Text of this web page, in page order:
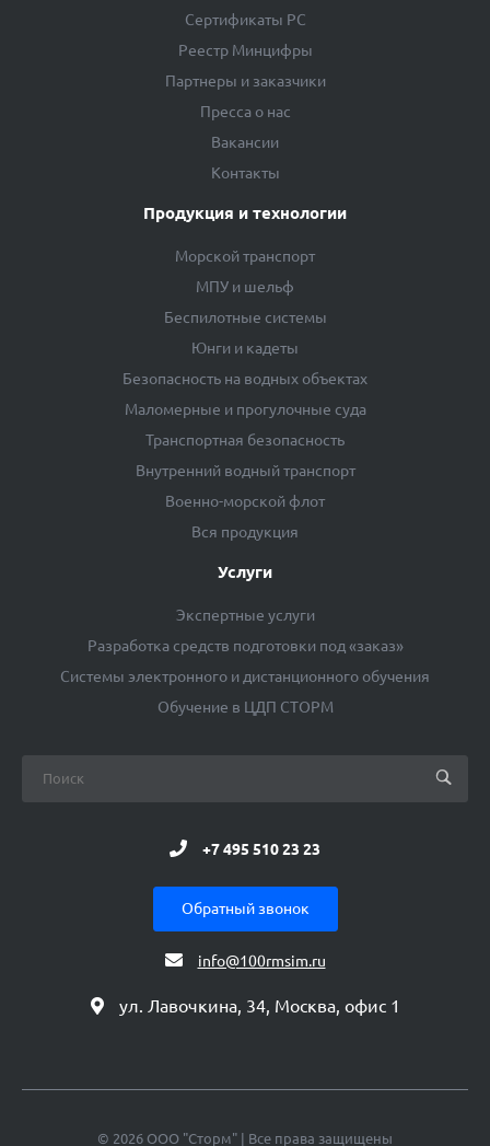
Сертификаты РС
Реестр Минцифры
Партнеры и заказчики
Пресса о нас
Вакансии
Контакты
Продукция и технологии
Морской транспорт
МПУ и шельф
Беспилотные системы
Юнги и кадеты
Безопасность на водных объектах
Маломерные и прогулочные суда
Транспортная безопасность
Внутренний водный транспорт
Военно-морской флот
Вся продукция
Услуги
Экспертные услуги
Разработка средств подготовки под «заказ»
Системы электронного и дистанционного обучения
Обучение в ЦДП СТОРМ
+7 495 510 23 23
Обратный звонок
info@100rmsim.ru
ул. Лавочкина, 34, Москва, офис 1
© 2026 ООО "Сторм" | Все права защищены